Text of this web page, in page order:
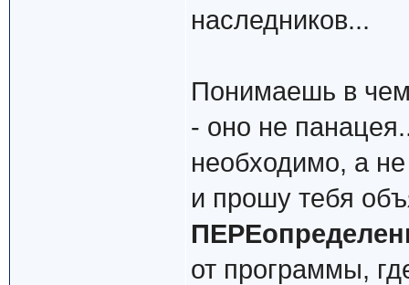
наследников...
Понимаешь в чем
- оно не
необходимо, а
и прошу тебя
от программы,